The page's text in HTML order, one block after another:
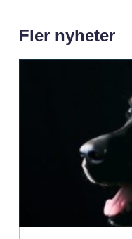
Fler nyheter